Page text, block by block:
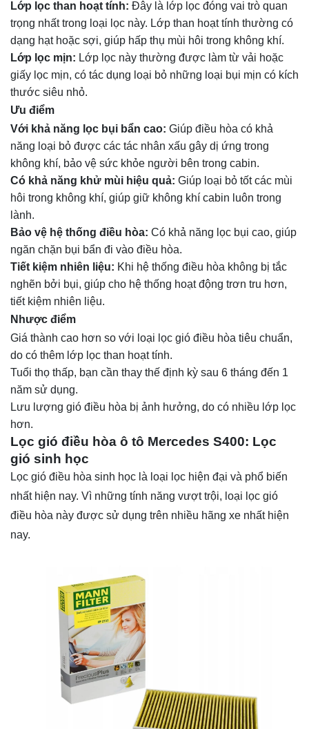
Lớp lọc than hoạt tính: Đây là lớp lọc đóng vai trò quan
trọng nhất trong loại lọc này. Lớp than hoạt tính thường có
dạng hạt hoặc sợi, giúp hấp thụ mùi hôi trong không khí.
Lớp lọc mịn: Lớp lọc này thường được làm từ vải hoặc
giấy lọc mịn, có tác dụng loại bỏ những loại bụi mịn có kích
thước siêu nhỏ.
Ưu điểm
Với khả năng lọc bụi bẩn cao: Giúp điều hòa có khả
năng loại bỏ được các tác nhân xấu gây dị ứng trong
không khí, bảo vệ sức khỏe người bên trong cabin.
Có khả năng khử mùi hiệu quả: Giúp loại bỏ tốt các mùi
hôi trong không khí, giúp giữ không khí cabin luôn trong
lành.
Bảo vệ hệ thống điều hòa: Có khả năng lọc bụi cao, giúp
ngăn chặn bụi bẩn đi vào điều hòa.
Tiết kiệm nhiên liệu: Khi hệ thống điều hòa không bị tắc
nghẽn bởi bụi, giúp cho hệ thống hoạt động trơn tru hơn,
tiết kiệm nhiên liệu.
Nhược điểm
Giá thành cao hơn so với loại lọc gió điều hòa tiêu chuẩn,
do có thêm lớp lọc than hoạt tính.
Tuổi thọ thấp, bạn cần thay thế định kỳ sau 6 tháng đến 1
năm sử dụng.
Lưu lượng gió điều hòa bị ảnh hưởng, do có nhiều lớp lọc
hơn.
Lọc gió điều hòa ô tô Mercedes S400: Lọc
gió sinh học
Lọc gió điều hòa sinh học là loại lọc hiện đại và phổ biến
nhất hiện nay. Vì những tính năng vượt trội, loại lọc gió
điều hòa này được sử dụng trên nhiều hãng xe nhất hiện
nay.